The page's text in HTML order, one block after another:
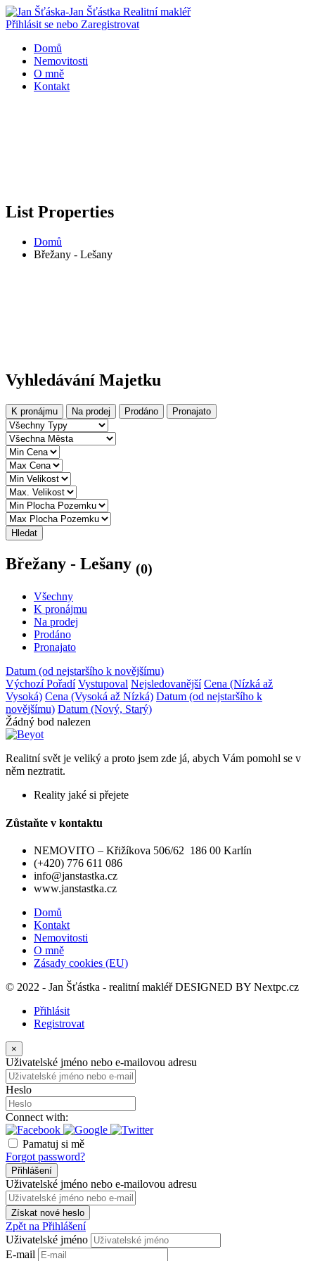
Přihlásit se nebo Zaregistrovat
Domů
Nemovitosti
O mně
Kontakt
List Properties
Domů
Břežany - Lešany
Vyhledávání Majetku
K pronájmu Na prodej Prodáno Pronajato
Hledat
Břežany - Lešany (0)
Všechny
K pronájmu
Na prodej
Prodáno
Pronajato
Datum (od nejstaršího k novějšímu)
Výchozí Pořadí Vystupoval Nejsledovanější Cena (Nízká až
Vysoká) Cena (Vysoká až Nízká) Datum (od nejstaršího k
novějšímu) Datum (Nový, Starý)
Žádný bod nalezen
Realitní svět je veliký a proto jsem zde já, abych Vám pomohl se v
něm neztratit.
Reality jaké si přejete
Zůstaňte v kontaktu
NEMOVITO – Křižíkova 506/62 186 00 Karlín
(+420) 776 611 086
info@janstastka.cz
www.janstastka.cz
Domů
Kontakt
Nemovitosti
O mně
Zásady cookies (EU)
© 2022 - Jan Šťástka - realitní makléř DESIGNED BY Nextpc.cz
Přihlásit
Registrovat
×
Uživatelské jméno nebo e-mailovou adresu
Heslo
Connect with:
Pamatuj si mě
Forgot password?
Přihlášení
Uživatelské jméno nebo e-mailovou adresu
Získat nové heslo
Zpět na Přihlášení
Uživatelské jméno
E-mail